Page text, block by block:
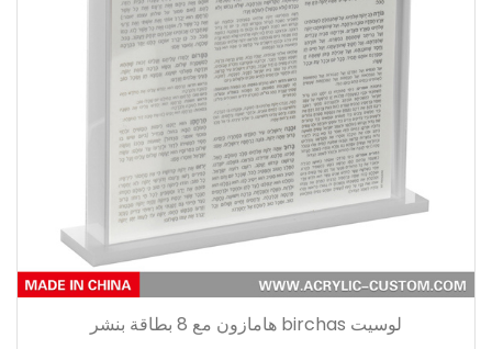
لوسيت birchas هامازون مع 8 بطاقة بنشر